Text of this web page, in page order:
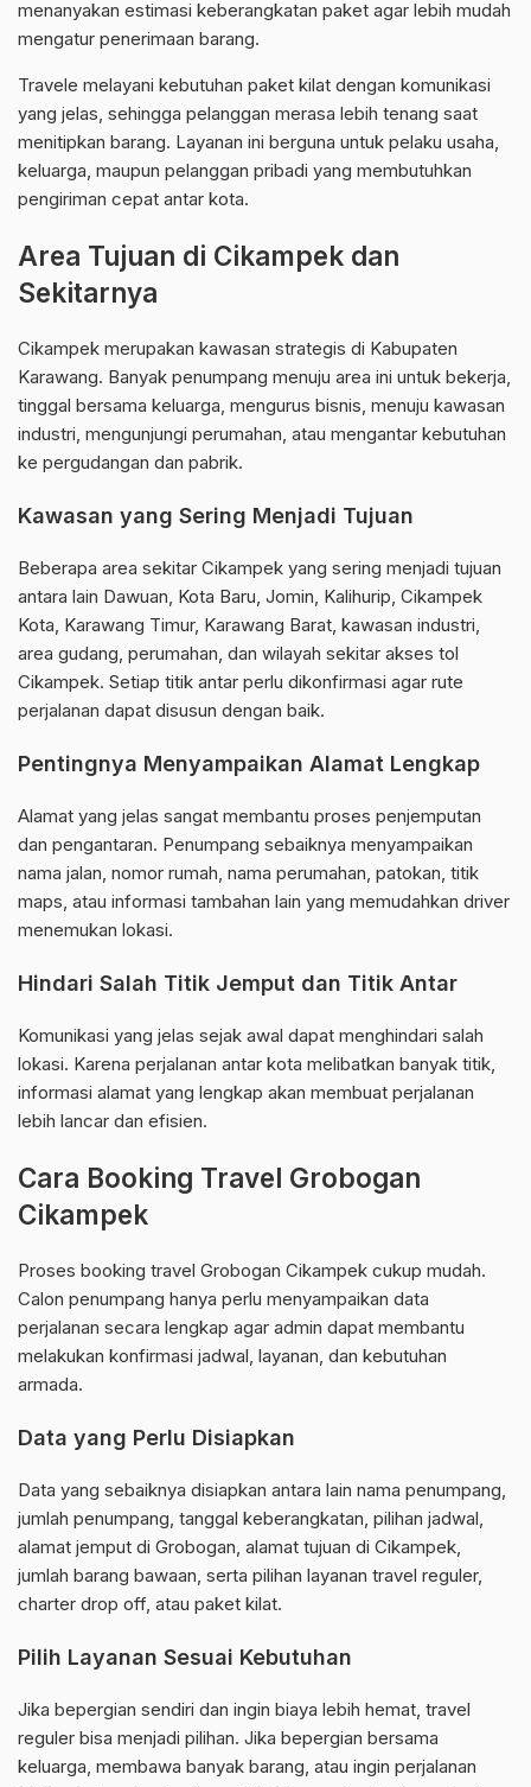
menanyakan estimasi keberangkatan paket agar lebih mudah
mengatur penerimaan barang.
Travele melayani kebutuhan paket kilat dengan komunikasi
yang jelas, sehingga pelanggan merasa lebih tenang saat
menitipkan barang. Layanan ini berguna untuk pelaku usaha,
keluarga, maupun pelanggan pribadi yang membutuhkan
pengiriman cepat antar kota.
Area Tujuan di Cikampek dan
Sekitarnya
Cikampek merupakan kawasan strategis di Kabupaten
Karawang. Banyak penumpang menuju area ini untuk bekerja,
tinggal bersama keluarga, mengurus bisnis, menuju kawasan
industri, mengunjungi perumahan, atau mengantar kebutuhan
ke pergudangan dan pabrik.
Kawasan yang Sering Menjadi Tujuan
Beberapa area sekitar Cikampek yang sering menjadi tujuan
antara lain Dawuan, Kota Baru, Jomin, Kalihurip, Cikampek
Kota, Karawang Timur, Karawang Barat, kawasan industri,
area gudang, perumahan, dan wilayah sekitar akses tol
Cikampek. Setiap titik antar perlu dikonfirmasi agar rute
perjalanan dapat disusun dengan baik.
Pentingnya Menyampaikan Alamat Lengkap
Alamat yang jelas sangat membantu proses penjemputan
dan pengantaran. Penumpang sebaiknya menyampaikan
nama jalan, nomor rumah, nama perumahan, patokan, titik
maps, atau informasi tambahan lain yang memudahkan driver
menemukan lokasi.
Hindari Salah Titik Jemput dan Titik Antar
Komunikasi yang jelas sejak awal dapat menghindari salah
lokasi. Karena perjalanan antar kota melibatkan banyak titik,
informasi alamat yang lengkap akan membuat perjalanan
lebih lancar dan efisien.
Cara Booking Travel Grobogan
Cikampek
Proses booking travel Grobogan Cikampek cukup mudah.
Calon penumpang hanya perlu menyampaikan data
perjalanan secara lengkap agar admin dapat membantu
melakukan konfirmasi jadwal, layanan, dan kebutuhan
armada.
Data yang Perlu Disiapkan
Data yang sebaiknya disiapkan antara lain nama penumpang,
jumlah penumpang, tanggal keberangkatan, pilihan jadwal,
alamat jemput di Grobogan, alamat tujuan di Cikampek,
jumlah barang bawaan, serta pilihan layanan travel reguler,
charter drop off, atau paket kilat.
Pilih Layanan Sesuai Kebutuhan
Jika bepergian sendiri dan ingin biaya lebih hemat, travel
reguler bisa menjadi pilihan. Jika bepergian bersama
keluarga, membawa banyak barang, atau ingin perjalanan